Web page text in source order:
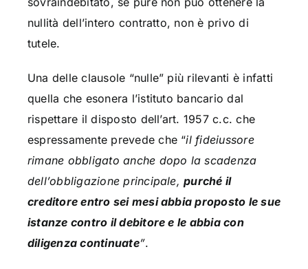
nullità dell’intero contratto, non è privo di
tutele.
Una delle clausole “nulle” più rilevanti è infatti
quella che esonera l’istituto bancario dal
rispettare il disposto dell’art. 1957 c.c. che
espressamente prevede che “il fideiussore
rimane obbligato anche dopo la scadenza
dell’obbligazione principale,purché il
creditore entro sei mesi abbia proposto le sue
istanze contro il debitore e le abbia con
diligenza continuate”.